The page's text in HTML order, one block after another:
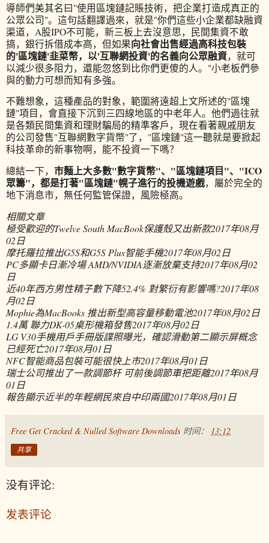
導師們美其名曰"使用區塊鏈記賬技術，把企業打造成真正的
公眾公司"。這句話翻譯過來，就是"你們這些小企業都缺融資
渠道，A股IPO不可能，新三板上去沒意思，民間集資不敢
搞，銀行拆借成本高，但如果向社會出售經過高科技包裝
的'區塊鏈'韭菜幣，以'互聯網投資'的名義向公眾融資，就可
以減少很多阻力，還能忽悠到比你們更傻的人。"小老板們參
與的動力可想而知有多強。
不難想象，這種產品的對象，範圍將遠超上文所述的"區塊
鏈"項目，會直接下沉到三四線地區的中老年人。他們過往就
是各類民間集資和理財騙局的精準客戶，現在看著親戚朋友
的公司發售"互聯網數字貨幣"了，"區塊鏈"這一聽就是要掀起
科技革命的新事物啊，能不投資一下嗎？
總結一下， 市麵上大多數"數字貨幣"、"區塊鏈項目"、"ICO
眾籌"，都是打著"區塊鏈"幌子進行的投機遊戲，屬於完全的
地下消息市，無任何監管保證，風險極高。
相關文章
極受歡迎的Twelve South MacBook保護殼又出新款2017年08月
02日
摩托羅拉推出G5S和G5S Plus智能手機2017年08月02日
PC多顯卡日漸冷場 AMD/NVIDIA逐漸放棄支持2017年08月02
日
近40年西方男性精子數下降52.4% 對繁衍有影響嗎?2017年08
月02日
Mophie為MacBooks 推出新型高容量移動電池2017年08月02日
1.4萬 聯力DK-05桌形機箱發售2017年08月02日
LG V30手機用戶手冊版諜照曝光，確認滑動第二顯示屏概念
已經死亡2017年08月01日
NFC智能商品包裝可能很快上市2017年08月01日
瑞士公司推出了一款調節杆 可前後調節車把距離2017年08月
01日
報告顯示近半的年輕網民來自中印兩國2017年08月01日
Free Get Cracked & Nulled Software Downloads 时间： 13:12
共享
没有评论:
发表评论